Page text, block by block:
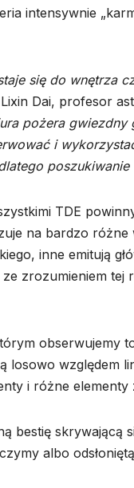
intensywnie
się do wnętrza
Dai, profesor
pożera
i
TDE
na bardzo różne
inne emitują
zrozumieniem
obserwujemy
losowo względem
i różne elementy
bestię skrywającą
albo